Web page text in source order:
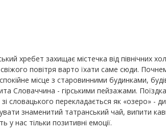
хребет захищає містечка від північних
повітря варто їхати саме сюди.
місце з старовинними будинками,
- гірськими пейзажами.
словацького перекладається як «озеро» -
знаменитий татранський чай, випити
у нас тільки позитивні емоції.